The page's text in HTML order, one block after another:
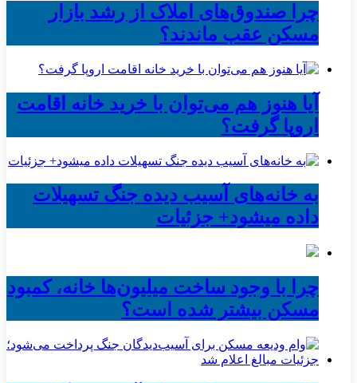
چرا صندوق‌های املاک از رشد بازار
مسکن عقب ماندند؟
آیا هنوز هم می‌توان با خرید خانه اقامت
اروپا گرفت؟
به خانه‌های آسیب دیده جنگ تسهیلات
داده میشود+ جزئیات
چرا با وجود ساخت میلیون‌ها خانه، کمبود
مسکن بیشتر شده است؟